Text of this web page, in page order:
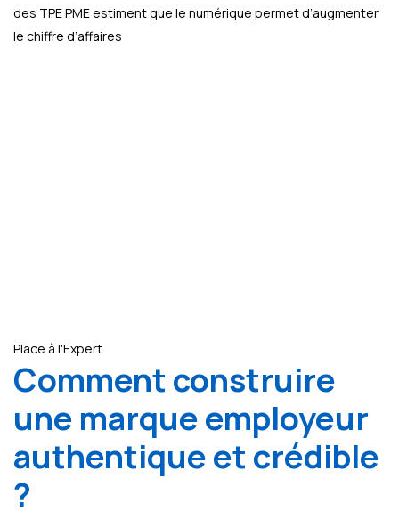
des TPE PME estiment que le numérique permet d’augmenter
le chiffre d’affaires
Place à l'Expert
Comment construire
une marque employeur
authentique et crédible
?